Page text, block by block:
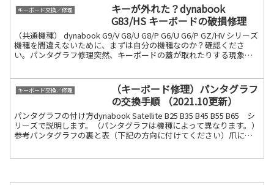
キーボード交換／修理
キーが外れた？dynabook
G83/HS キーボードの破損修理
（共通機種） dynabook G9/V G8/U G8/P G6/U G6/P GZ/HV シリーズ
機種を間違えないために、まずは自分の機種なのか？確認くださ
い。パンタグラフ修理突然、キーボードの蓋が取れたりする現象が
キーボード交換／修理
（キーボード修理）パンタグラフ
の交換手順 （2021.10更新）
パンタグラフの付け方dynabook Satellite B25 B35 B45 B55 B65 シ
リーズで説明します。（パンタグラフは機種によって異なります。）
参考パンタグラフの裏と表（下記の方向に付けてください）爪にパ